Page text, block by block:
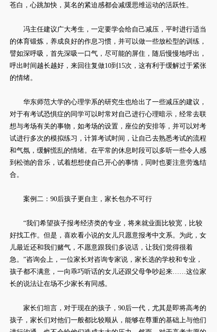
苍白，心跳加快，莫名的紧迫感都会减缓思维运动的活跃性。
冯主任建议广大考生，一定要学会给自己减压，平时进行适当
的体育锻炼，养成良好的作息习惯，并可以做一些放松型的训练，
譬如深呼吸，首先深吸一口气，尽可能的屏住，随后慢慢地呼出，
呼出时间越长越好，来回往复做10到15次，这有利于缓解过于紧张
的情绪。
华东师范大学的心理学系的研究生也给出了一些减压的建议，
对于有考试恐惧症的同学可以时常对自己进行心理暗示，经常去联
想与考场有关的事物，如考场的设置，座位的安排等，并可以对考
试进行多次的模拟练习，计算考试时间，让自己去熟悉考试的流程
和气氛，缓解慌乱的情绪。在平常的休息时段可以多听一些令人感
到松弛的音乐，试着想想使自己开心的事情，同时也要注意劳逸结
合。
案例二：90后孩子更自主，家长包办不可行
“我们希望孩子报考经济类的专业，将来就业面比较宽，比较
好找工作。但是，喜欢看小说的女儿只愿意报考中文系。为此，女
儿最近还和我们赌气，不愿意跟我们多说话，让我们觉得很着
急。”咨询会上，一位家长对咨询专家说，家长选的学校和专业，
孩子都不满意，一向乖巧听话的女儿还跟父母争吵起来……这位家
长的说法让在场不少家长有同感。
家长们坦言，对于现在的孩子，90后一代，尤其是即将高考的
孩子，家长们对他们一般都比较顺从，能够在尊重的基础上与他们